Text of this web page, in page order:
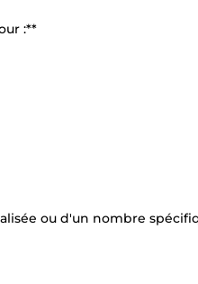
:**
ou d'un nombre